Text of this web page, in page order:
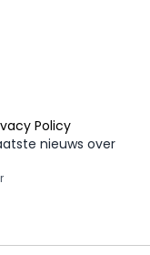
Policy
nieuws over